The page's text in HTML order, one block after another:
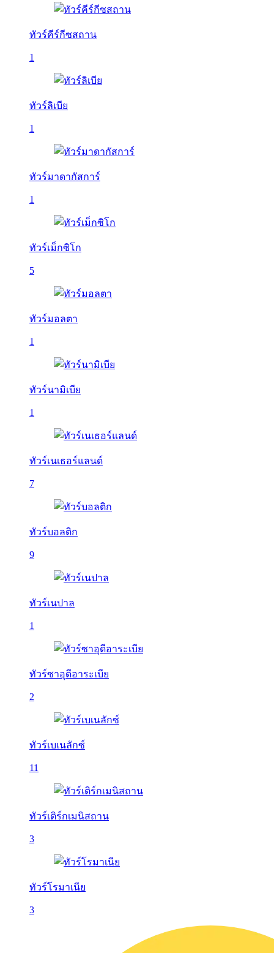
ทัวร์คีร์กีซสถาน
1
ทัวร์ลิเบีย
1
ทัวร์มาดากัสการ์
1
ทัวร์เม็กซิโก
5
ทัวร์มอลตา
1
ทัวร์นามิเบีย
1
ทัวร์เนเธอร์แลนด์
7
ทัวร์บอลติก
9
ทัวร์เนปาล
1
ทัวร์ซาอุดีอาระเบีย
2
ทัวร์เบเนลักซ์
11
ทัวร์เติร์กเมนิสถาน
3
ทัวร์โรมาเนีย
3